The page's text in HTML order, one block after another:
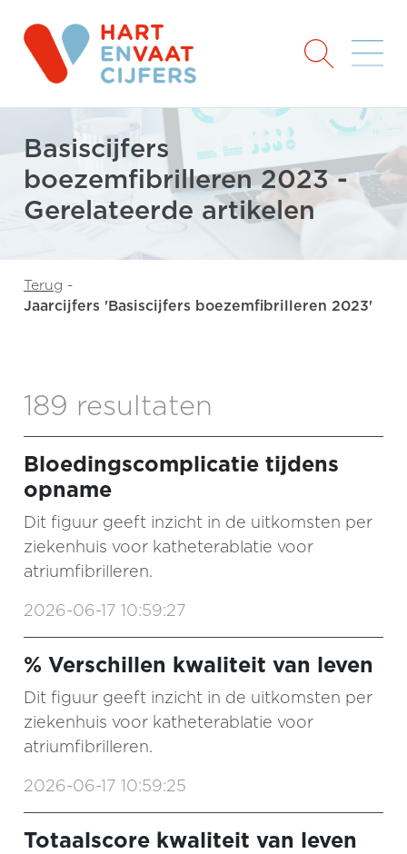
Basiscijfers
boezemfibrilleren 2023 -
Gerelateerde artikelen
Terug -
Jaarcijfers 'Basiscijfers boezemfibrilleren 2023'
189 resultaten
Bloedingscomplicatie tijdens
opname
Dit figuur geeft inzicht in de uitkomsten per
ziekenhuis voor katheterablatie voor
atriumfibrilleren.
2026-06-17 10:59:27
% Verschillen kwaliteit van leven
Dit figuur geeft inzicht in de uitkomsten per
ziekenhuis voor katheterablatie voor
atriumfibrilleren.
2026-06-17 10:59:25
Totaalscore kwaliteit van leven